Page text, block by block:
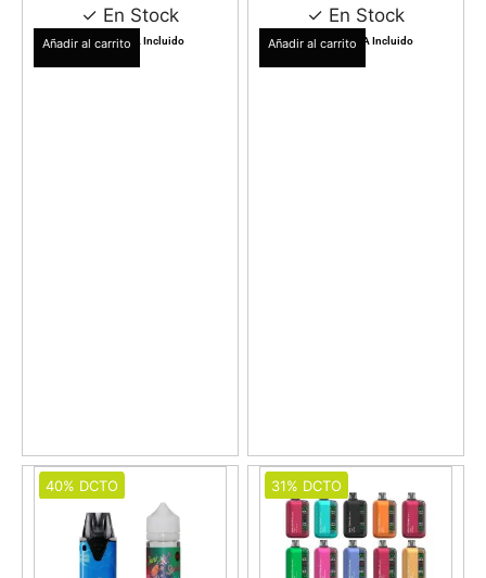
✓ En Stock
$9.990 IVA Incluido
Añadir al carrito
✓ En Stock
$ 14.990 IVA Incluido
Añadir al carrito
40% DCTO 31% DCTO